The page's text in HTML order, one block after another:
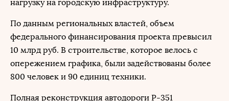
нагрузку на городскую инфраструктуру.
По данным региональных властей, объем
федерального финансирования проекта превысил
10 млрд руб. В строительстве, которое велось с
опережением графика, были задействованы более
800 человек и 90 единиц техники.
Полная реконструкция автодороги Р-351